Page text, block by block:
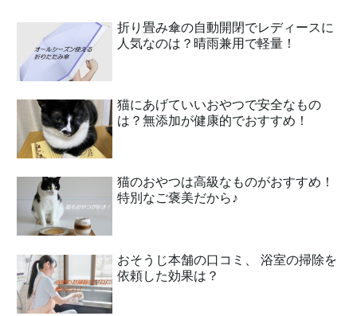
折り畳み傘の自動開閉でレディースに
人気なのは？晴雨兼用で軽量！
猫にあげていいおやつで安全なもの
は？無添加が健康的でおすすめ！
猫のおやつは高級なものがおすすめ！
特別なご褒美だから♪
おそうじ本舗の口コミ、 浴室の掃除を
依頼した効果は？